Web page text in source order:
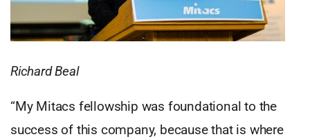
Richard Beal
“My Mitacs fellowship was foundational to the
success of this company, because that is where